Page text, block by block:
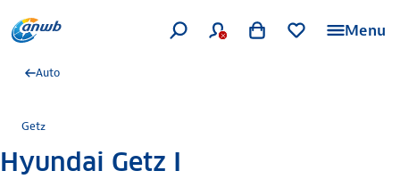
Menu
Auto
Getz
Hyundai Getz I